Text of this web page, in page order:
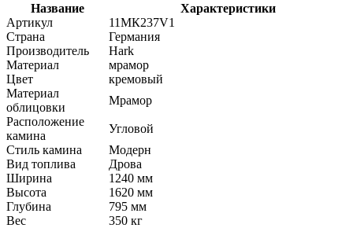
Название
Характеристики
Артикул
11МК237V1
Страна
Германия
Производитель
Hark
Материал
мрамор
Цвет
кремовый
Материал
облицовки
Мрамор
Расположение
камина
Угловой
Стиль камина
Модерн
Вид топлива
Дрова
Ширина
1240 мм
Высота
1620 мм
Глубина
795 мм
Вес
350 кг